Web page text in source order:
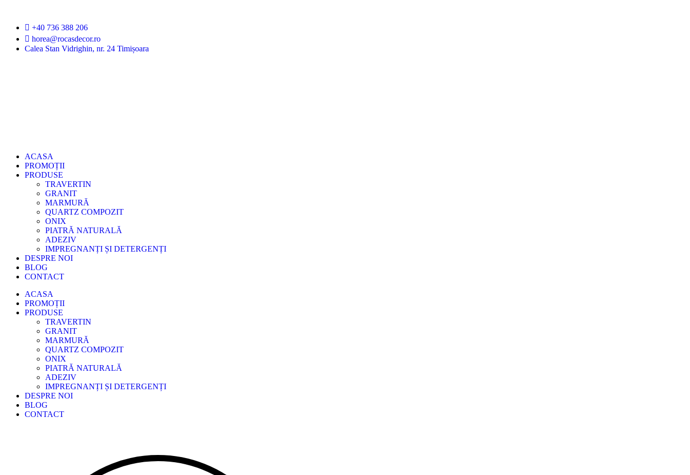
+40 736 388 206
horea@rocasdecor.ro
Calea Stan Vidrighin, nr. 24 Timișoara
ACASA
PROMOȚII
PRODUSE
TRAVERTIN
GRANIT
MARMURĂ
QUARTZ COMPOZIT
ONIX
PIATRĂ NATURALĂ
ADEZIV
IMPREGNANȚI ȘI DETERGENȚI
DESPRE NOI
BLOG
CONTACT
ACASA
PROMOȚII
PRODUSE
TRAVERTIN
GRANIT
MARMURĂ
QUARTZ COMPOZIT
ONIX
PIATRĂ NATURALĂ
ADEZIV
IMPREGNANȚI ȘI DETERGENȚI
DESPRE NOI
BLOG
CONTACT